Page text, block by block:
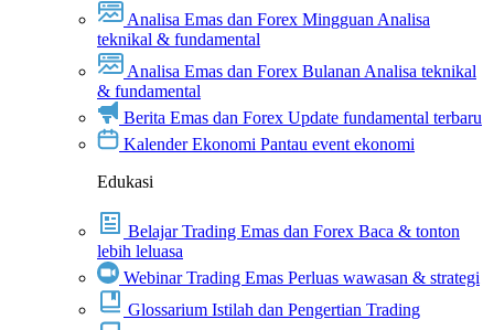
Analisa Emas dan Forex Mingguan Analisa
teknikal & fundamental
Analisa Emas dan Forex Bulanan Analisa teknikal
& fundamental
Berita Emas dan Forex Update fundamental terbaru
Kalender Ekonomi Pantau event ekonomi
Edukasi
Belajar Trading Emas dan Forex Baca & tonton
lebih leluasa
Webinar Trading Emas Perluas wawasan & strategi
Glossarium Istilah dan Pengertian Trading